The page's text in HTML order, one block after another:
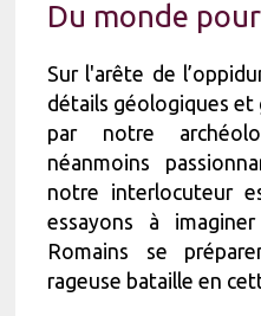
Du monde
Sur l'arête de
détails géologiques et
par notre
néanmoins
notre interlocuteur
essayons à
Romains se
rageuse bataille en